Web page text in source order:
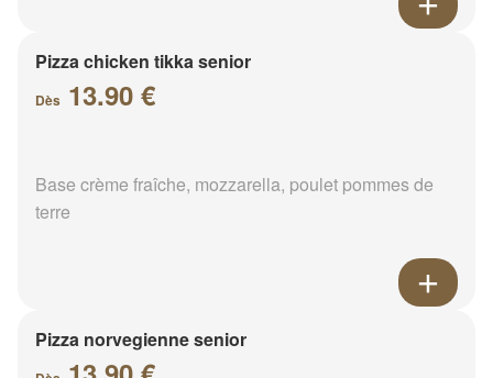
Pizza chicken tikka senior
Dès 13.90 €
Base crème fraîche, mozzarella, poulet pommes de
terre
Pizza norvegienne senior